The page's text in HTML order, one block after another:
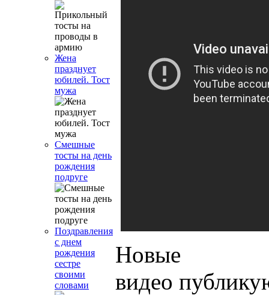
Жена
празднует
юбилей. Тост
мужа
Смешные
тосты на день
рождения
подруге
Поздравления
с днем
рождения
сестре
своими
словами
Новые
видео